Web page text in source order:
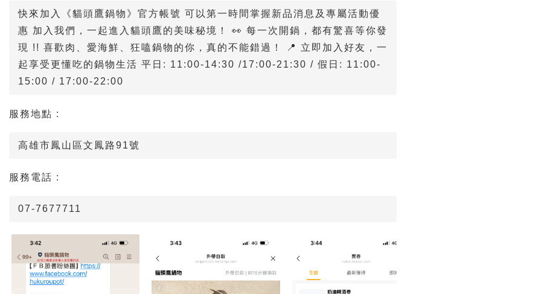
快來加入《貓頭鷹鍋物》官方帳號 可以第一時間掌握新品消息及專屬活動優
惠 加入我們，一起進入貓頭鷹的美味秘境！ 👀 每一次開鍋，都有驚喜等你發
現 !! 喜歡肉、愛海鮮、狂嗑鍋物的你，真的不能錯過！ 📍 立即加入好友，一
起享受更懂吃的鍋物生活 平日: 11:00-14:30 /17:00-21:30 / 假日: 11:00-
15:00 / 17:00-22:00
服務地點 :
高雄市鳳山區文鳳路91號
服務電話 :
07-7677711